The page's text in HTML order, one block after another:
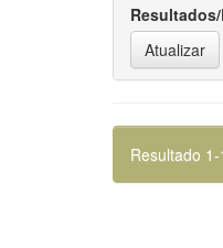
Resultado